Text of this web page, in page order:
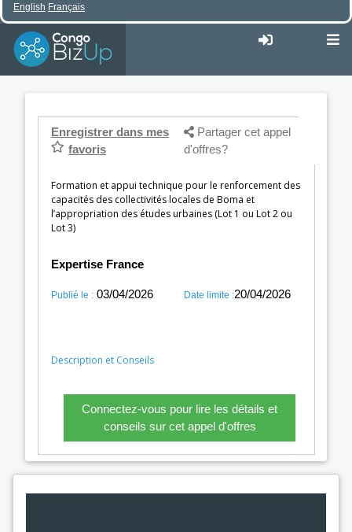
English Français
Enregistrer dans mes
favoris
Partager cet appel
d'offres?
Formation et appui technique pour le renforcement des
capacités des collectivités locales de Boma et
l’appropriation des études urbaines (Lot 1 ou Lot 2 ou
Lot 3)
Expertise France
Publié le : 03/04/2026 Date limite :20/04/2026
Description et Conseils
Connectez-vous pour lire les détails et
conseils sur cet appel d'offres